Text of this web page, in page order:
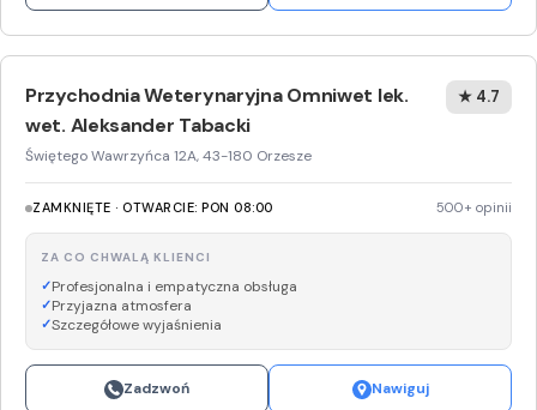
Przychodnia Weterynaryjna Omniwet lek.
wet. Aleksander Tabacki
Świętego Wawrzyńca 12A, 43-180 Orzesze
★ 4.7
ZAMKNIĘTE · OTWARCIE: PON 08:00 500+ opinii
ZA CO CHWALĄ KLIENCI
Profesjonalna i empatyczna obsługa
Przyjazna atmosfera
Szczegółowe wyjaśnienia
Zadzwoń Nawiguj